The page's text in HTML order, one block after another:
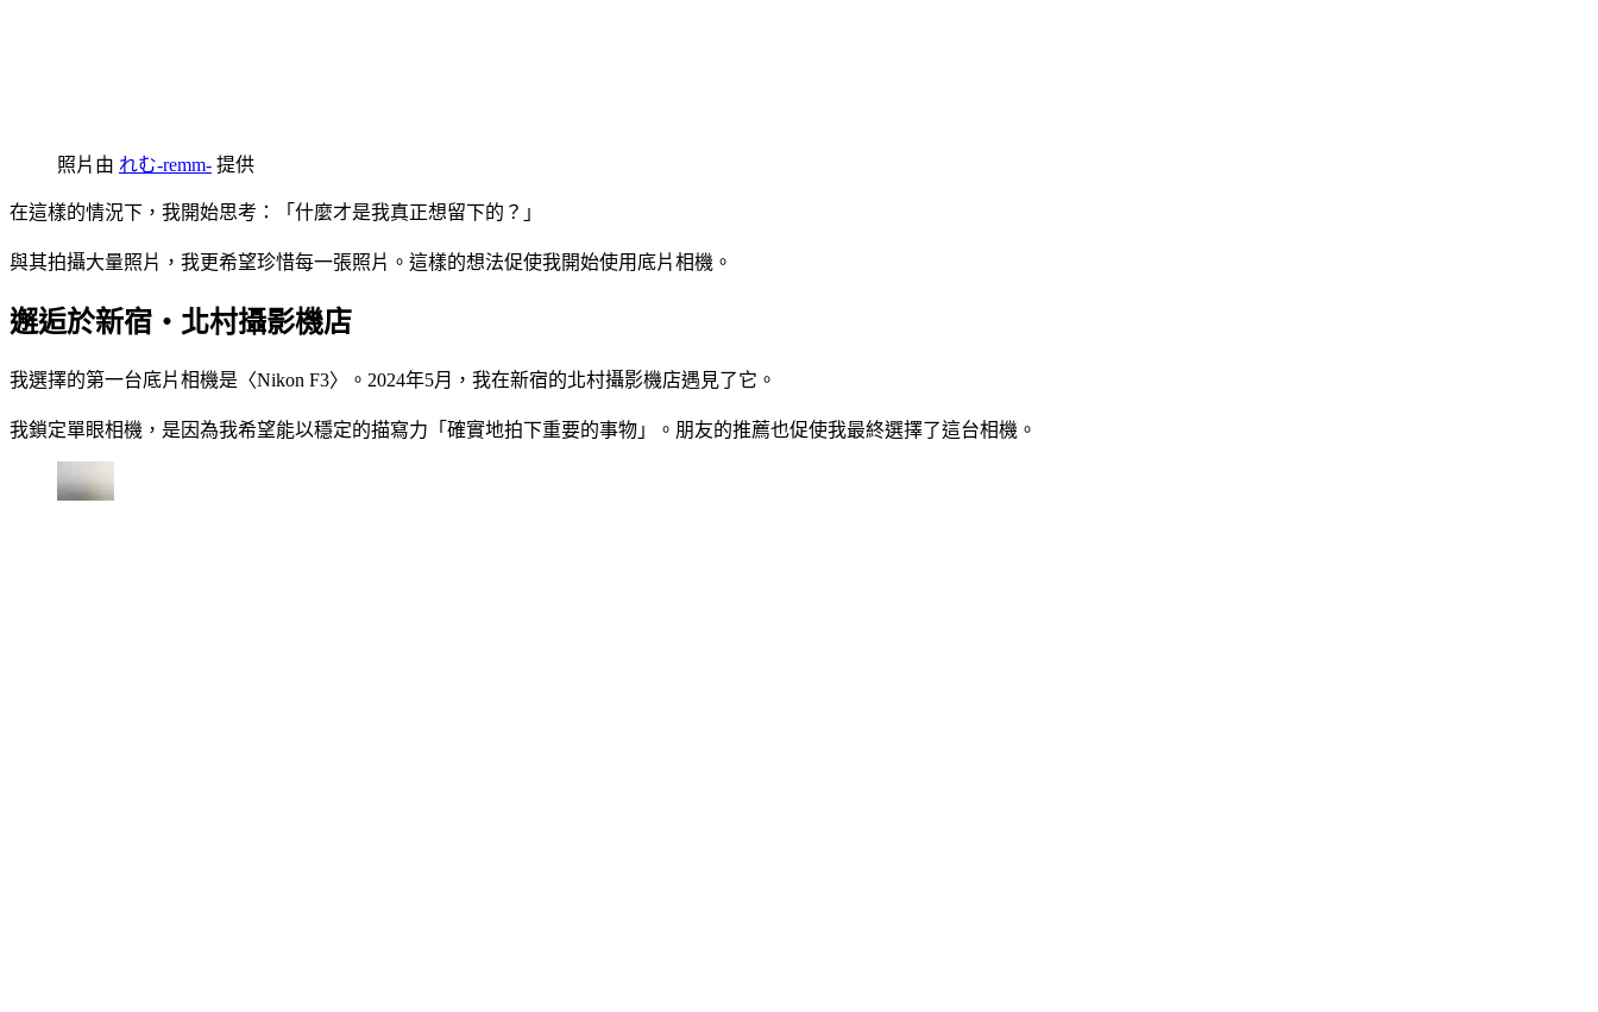
照片由 れむ-remm- 提供
在這樣的情況下，我開始思考：「什麼才是我真正想留下的？」
與其拍攝大量照片，我更希望珍惜每一張照片。這樣的想法促使我開始使用底片相機。
邂逅於新宿・北村攝影機店
我選擇的第一台底片相機是〈Nikon F3〉。2024年5月，我在新宿的北村攝影機店遇見了它。
我鎖定單眼相機，是因為我希望能以穩定的描寫力「確實地拍下重要的事物」。朋友的推薦也促使我最終選擇了這台相機。